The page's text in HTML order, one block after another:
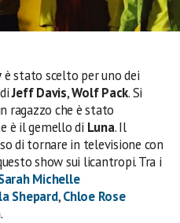
è stato scelto per uno dei
Jeff Davis,Wolf Pack. Si
ragazzo che è stato
è il gemello di Luna. Il
di tornare in televisione con
show sui licantropi. Tra i
Michelle
Shepard,Chloe Rose
.